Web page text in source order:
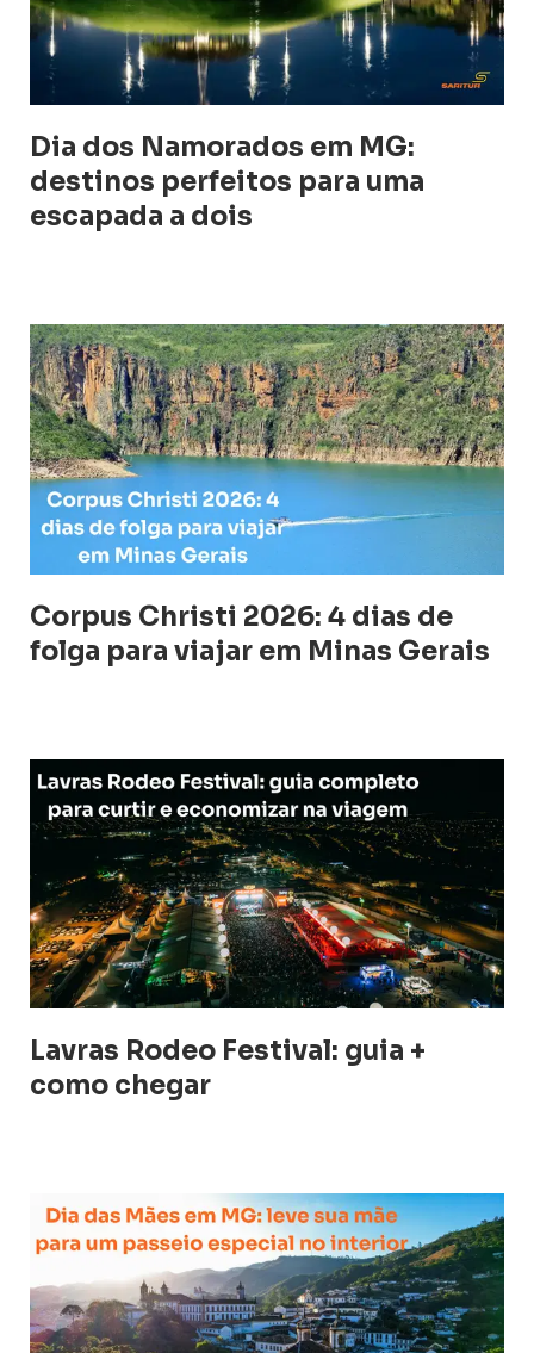
Dia dos Namorados em MG:
destinos perfeitos para uma
escapada a dois
Corpus Christi 2026: 4 dias de
folga para viajar em Minas Gerais
Lavras Rodeo Festival: guia +
como chegar